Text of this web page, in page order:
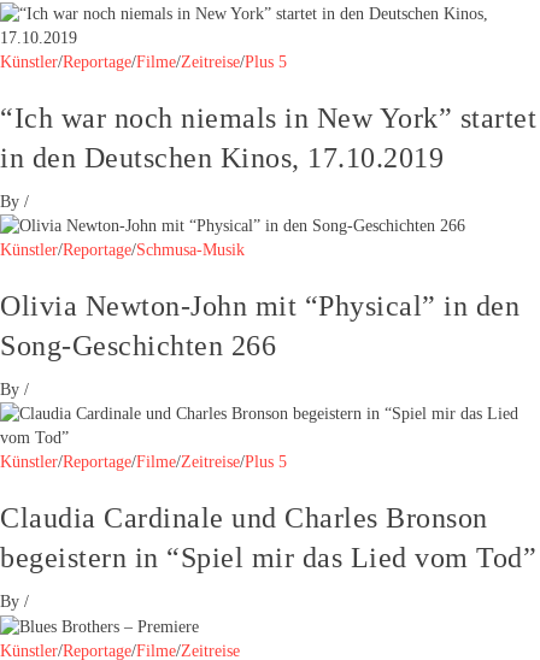
Künstler/Reportage/Filme/Zeitreise/Plus 5
“Ich war noch niemals in New York” startet
in den Deutschen Kinos, 17.10.2019
By /
Künstler/Reportage/Schmusa-Musik
Olivia Newton-John mit “Physical” in den
Song-Geschichten 266
By /
Künstler/Reportage/Filme/Zeitreise/Plus 5
Claudia Cardinale und Charles Bronson
begeistern in “Spiel mir das Lied vom Tod”
By /
Künstler/Reportage/Filme/Zeitreise